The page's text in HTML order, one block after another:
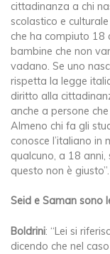
cittadinanza a chi
scolastico e
che ha compiuto 18
bambine che non
vadano. Se uno
rispetta la legge
diritto alla
anche a persone
Almeno chi fa gli
conosce l’italiano in
qualcuno, a 18
questo non è giusto”.
Seid e Saman sono
Boldrini: “Lei si
dicendo che nel